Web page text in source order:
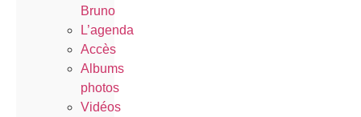
Bruno
L’agenda
Accès
Albums
photos
Vidéos